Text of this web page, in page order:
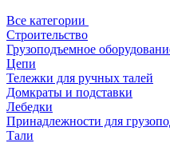
Все категории
Строительство
Грузоподъемное
Цепи
Тележки для ручных талей
Домкраты и подставки
Лебедки
Принадлежности для
Тали